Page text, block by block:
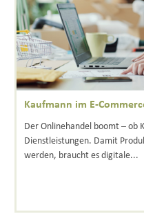
Kaufmann im E-
Der Onlinehandel boomt – ob
Dienstleistungen. Damit
werden, braucht es digitale...